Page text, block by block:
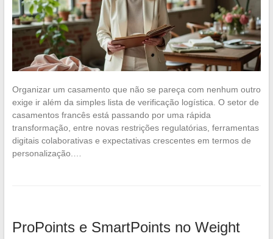
Organizar um casamento que não se pareça com nenhum outro
exige ir além da simples lista de verificação logística. O setor de
casamentos francês está passando por uma rápida
transformação, entre novas restrições regulatórias, ferramentas
digitais colaborativas e expectativas crescentes em termos de
personalização.…
ProPoints e SmartPoints no Weight